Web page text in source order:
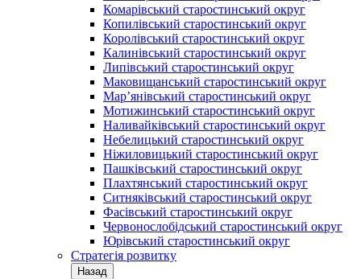
Комарівський старостинський округ
Копилівський старостинський округ
Королівський старостинський округ
Калинівський старостинський округ
Липівський старостинський округ
Маковищанський старостинський округ
Мар’янівський старостинський округ
Мотижинський старостинський округ
Наливайківський старостинський округ
Небелицький старостинський округ
Ніжиловицький старостинський округ
Пашківський старостинський округ
Плахтянський старостинський округ
Ситняківський старостинський округ
Фасівський старостинський округ
Червонослобідський старостинський округ
Юрівський старостинський округ
Стратегія розвитку
Назад